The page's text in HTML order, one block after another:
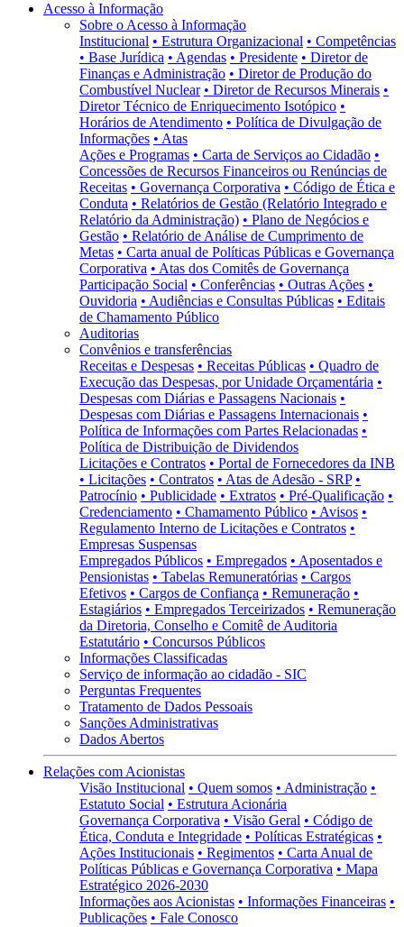
Acesso à Informação
Sobre o Acesso à Informação
Institucional • Estrutura Organizacional • Competências
• Base Jurídica • Agendas • Presidente • Diretor de
Finanças e Administração • Diretor de Produção do
Combustível Nuclear • Diretor de Recursos Minerais •
Diretor Técnico de Enriquecimento Isotópico •
Horários de Atendimento • Política de Divulgação de
Informações • Atas
Ações e Programas • Carta de Serviços ao Cidadão •
Concessões de Recursos Financeiros ou Renúncias de
Receitas • Governança Corporativa • Código de Ética e
Conduta • Relatórios de Gestão (Relatório Integrado e
Relatório da Administração) • Plano de Negócios e
Gestão • Relatório de Análise de Cumprimento de
Metas • Carta anual de Políticas Públicas e Governança
Corporativa • Atas dos Comitês de Governança
Participação Social • Conferências • Outras Ações •
Ouvidoria • Audiências e Consultas Públicas • Editais
de Chamamento Público
Auditorias
Convênios e transferências
Receitas e Despesas • Receitas Públicas • Quadro de
Execução das Despesas, por Unidade Orçamentária •
Despesas com Diárias e Passagens Nacionais •
Despesas com Diárias e Passagens Internacionais •
Política de Informações com Partes Relacionadas •
Política de Distribuição de Dividendos
Licitações e Contratos • Portal de Fornecedores da INB
• Licitações • Contratos • Atas de Adesão - SRP •
Patrocínio • Publicidade • Extratos • Pré-Qualificação •
Credenciamento • Chamamento Público • Avisos •
Regulamento Interno de Licitações e Contratos •
Empresas Suspensas
Empregados Públicos • Empregados • Aposentados e
Pensionistas • Tabelas Remuneratórias • Cargos
Efetivos • Cargos de Confiança • Remuneração •
Estagiários • Empregados Terceirizados • Remuneração
da Diretoria, Conselho e Comitê de Auditoria
Estatutário • Concursos Públicos
Informações Classificadas
Serviço de informação ao cidadão - SIC
Perguntas Frequentes
Tratamento de Dados Pessoais
Sanções Administrativas
Dados Abertos
Relações com Acionistas
Visão Institucional • Quem somos • Administração •
Estatuto Social • Estrutura Acionária
Governança Corporativa • Visão Geral • Código de
Ética, Conduta e Integridade • Políticas Estratégicas •
Ações Institucionais • Regimentos • Carta Anual de
Políticas Públicas e Governança Corporativa • Mapa
Estratégico 2026-2030
Informações aos Acionistas • Informações Financeiras •
Publicações • Fale Conosco